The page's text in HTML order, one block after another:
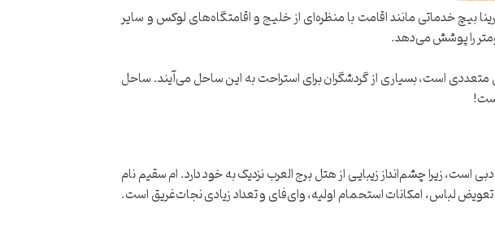
خدماتی مانند اقامت با منظره‌ای از خلیج و اقامتگاه‌های لوکس و سایر
است، بسیاری از گردشگران برای استراحت به این ساحل می‌آیند. ساحل
زیرا چشم‌انداز زیبایی از هتل برج العرب نزدیک به خود دارد. ام سقیم نام
لباس، امکانات استحمام اولیه، وای‌فای و تعداد زیادی نجات‌غریق است.